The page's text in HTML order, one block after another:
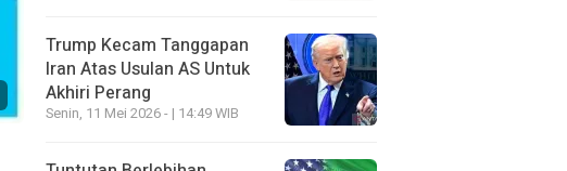
Trump Kecam Tanggapan
Iran Atas Usulan AS Untuk
Akhiri Perang
Senin, 11 Mei 2026 - | 14:49 WIB